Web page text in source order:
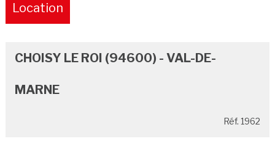
Location
CHOISY LE ROI (94600) - VAL-DE-
MARNE
Réf. 1962